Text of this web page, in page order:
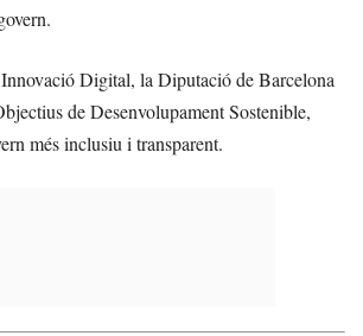
Digital, la Diputació de Barcelona
de Desenvolupament Sostenible,
més inclusiu i transparent.